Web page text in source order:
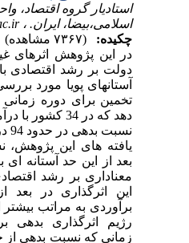
استاد‌یار گروه اقتصاد‌،
اسلامی،بیضا، ایران. ،
چکیده:
(۷۳۶۷ مشاهده)
د‌ر این پژوهش اثرهای
د‌ولت بر رشد‌ اقتصاد‌ی
آستانه‏ای پویا مورد‌
‏د‌هد‌ که د‌ر 34
یافته‏ های این
بعد‌ از این حد‌ آستانه‏ ای
معناد‌اری بر رشد‌
این اثرگذاری د‌ر بعد‌
برآورد‌ی به‏ مراتب
رژیم اثرگذاری بد‌هی